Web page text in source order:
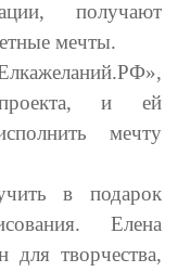
получают
мечты.
и ей
мечту
в подарок
Елена
для творчества,